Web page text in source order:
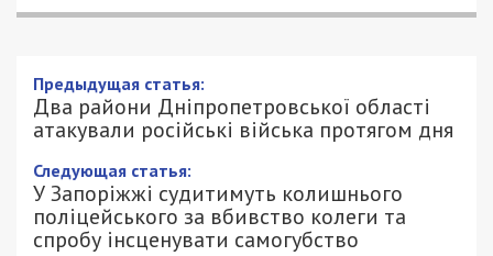
Предыдущая статья:
Два райони Дніпропетровської області
атакували російські війська протягом дня
Следующая статья:
У Запоріжжі судитимуть колишнього
поліцейського за вбивство колеги та
спробу інсценувати самогубство